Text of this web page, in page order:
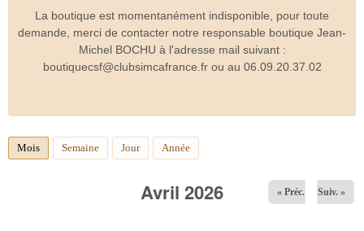
La boutique est momentanément indisponible, pour toute
demande, merci de contacter notre responsable boutique Jean-
Michel BOCHU à l'adresse mail suivant :
boutiquecsf@clubsimcafrance.fr ou au 06.09.20.37.02
Mois (onglet actif)
Semaine Jour Année
Avril 2026 « Préc. Suiv. »